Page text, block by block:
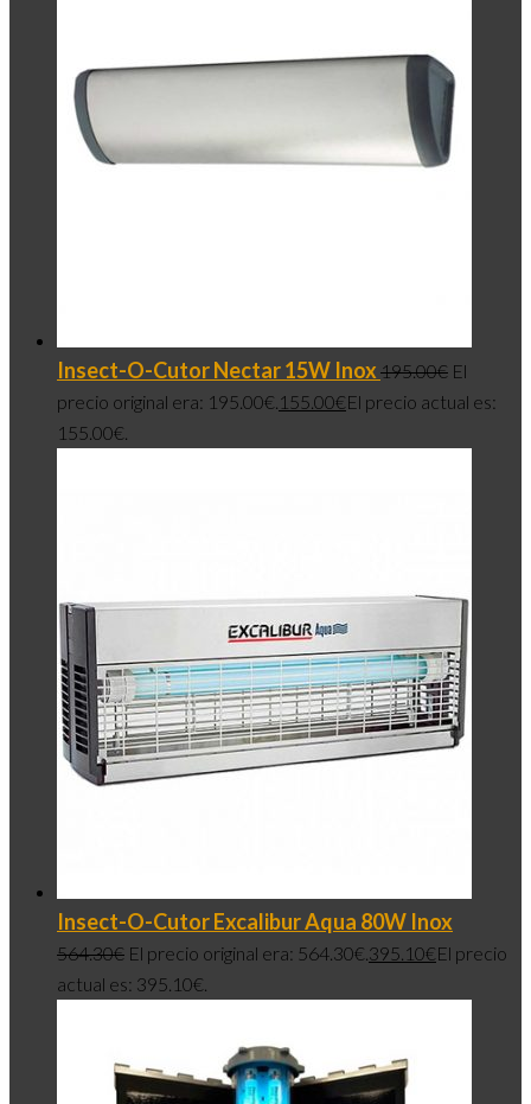
Insect-O-Cutor Nectar 15W Inox 195.00€ El
precio original era: 195.00€.155.00€El precio actual es:
155.00€.
Insect-O-Cutor Excalibur Aqua 80W Inox
564.30€ El precio original era: 564.30€.395.10€El precio
actual es: 395.10€.